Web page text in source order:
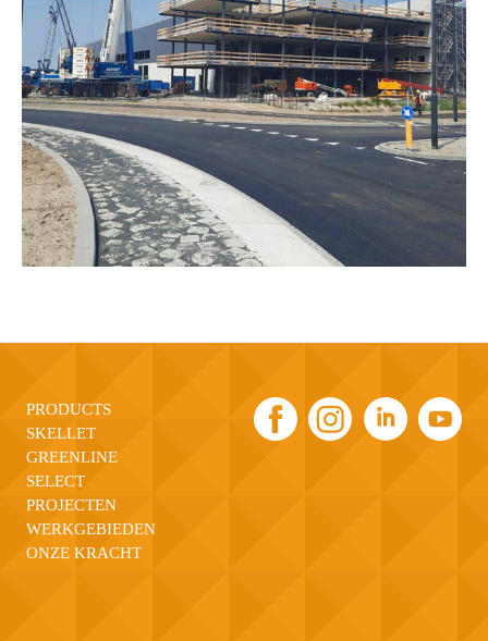
PRODUCTS
SKELLET
GREENLINE
SELECT
PROJECTEN
WERKGEBIEDEN
ONZE KRACHT